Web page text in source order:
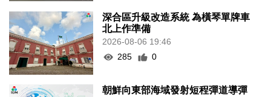
深合區升級改造系統 為橫琴單牌車
北上作準備
2026-08-06 19:46
285
0
朝鮮向東部海域發射短程彈道導彈